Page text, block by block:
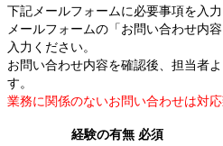
下記メールフォームに必要事項を入力
メールフォームの「お問い合わせ内
入力ください。
お問い合わせ内容を確認後、担当者
す。
業務に関係のないお問い合わせは対応
経験の有無 必須